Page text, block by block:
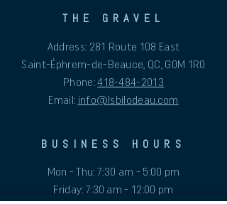
THE GRAVEL
Address: 281 Route 108 East
Saint-Éphrem-de-Beauce, QC, G0M 1R0
Phone:418-484-2013
Email: info@lsbilodeau.com
BUSINESS HOURS
Mon - Thu: 7:30 am - 5:00 pm
Friday: 7:30 am - 12:00 pm